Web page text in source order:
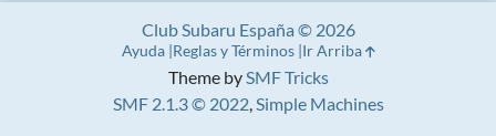
Theme bySMF Tricks
SMF 2.1.3 © 2022,Simple Machines
Club Subaru España © 2026
Ayuda Reglas y Términos Ir Arriba